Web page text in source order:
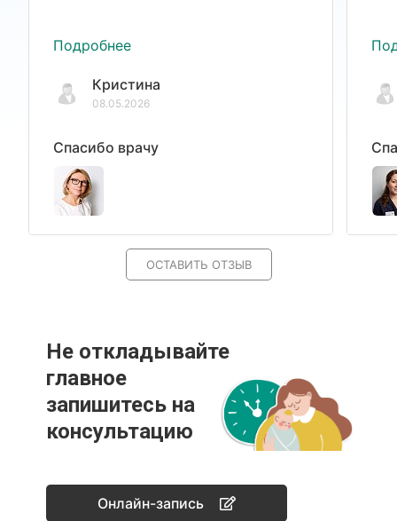
Подробнее
Кристина
08.05.2026
Спасибо врачу
ОСТАВИТЬ ОТЗЫВ
Не откладывайте
главное
запишитесь на
консультацию
Онлайн-запись